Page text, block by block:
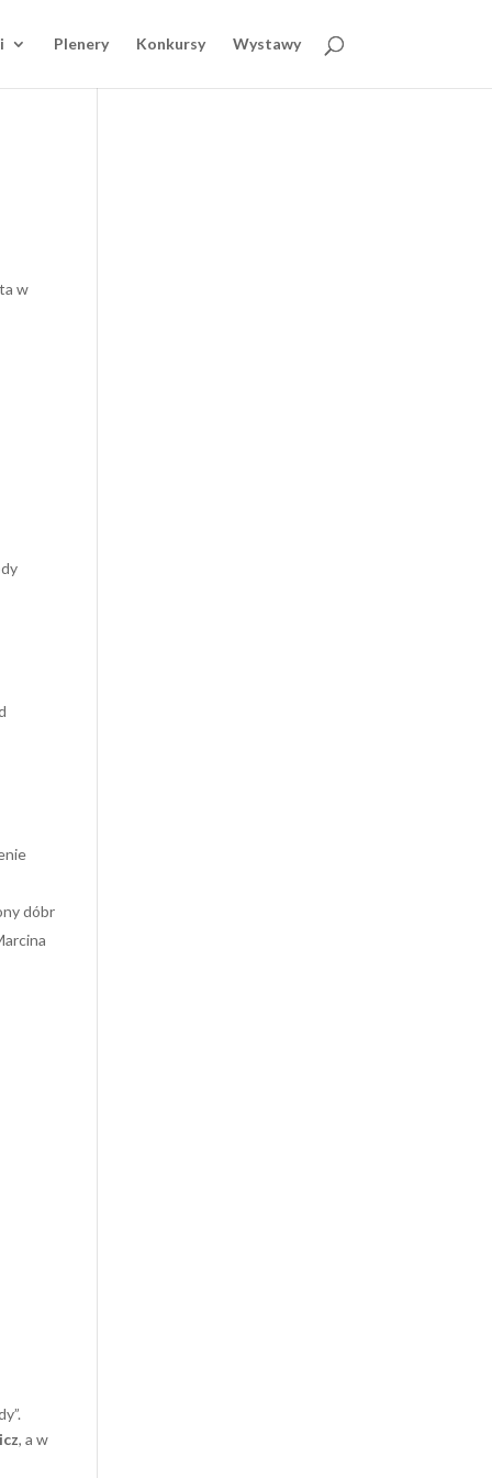
Plenery Konkursy Wystawy
w
dóbr
, a w